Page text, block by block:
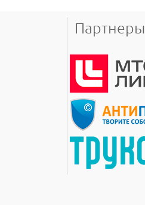
Партнеры